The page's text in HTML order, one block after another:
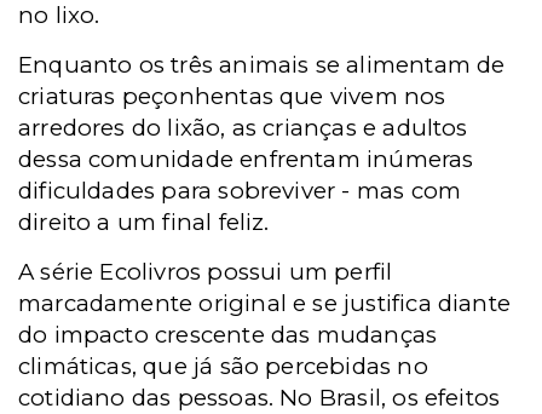
no lixo.
Enquanto os três animais se alimentam de
criaturas peçonhentas que vivem nos
arredores do lixão, as crianças e adultos
dessa comunidade enfrentam inúmeras
dificuldades para sobreviver - mas com
direito a um final feliz.
A série Ecolivros possui um perfil
marcadamente original e se justifica diante
do impacto crescente das mudanças
climáticas, que já são percebidas no
cotidiano das pessoas. No Brasil, os efeitos